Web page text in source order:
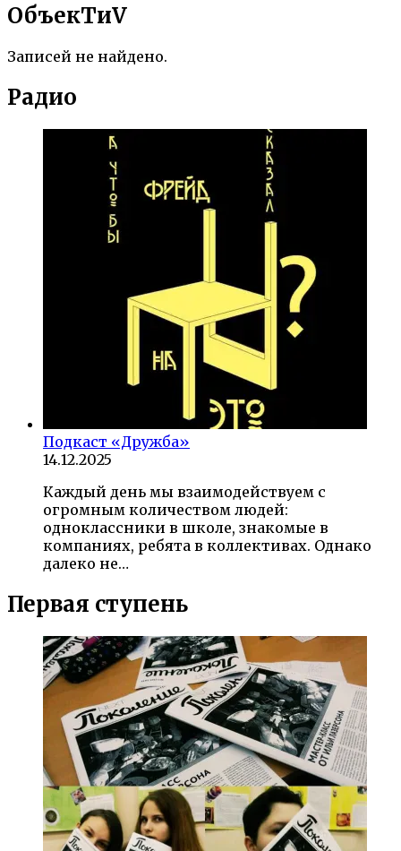
ОбъекTиV
Записей не найдено.
Радио
Подкаст «Дружба»
14.12.2025
Каждый день мы взаимодействуем с
огромным количеством людей:
одноклассники в школе, знакомые в
компаниях, ребята в коллективах. Однако
далеко не…
Первая ступень